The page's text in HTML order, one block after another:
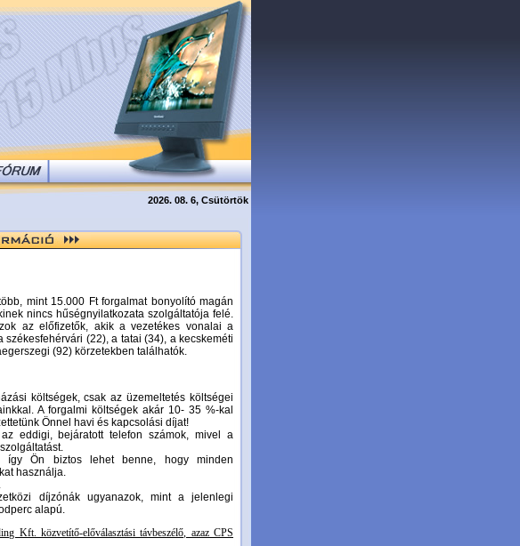
2026. 08. 6, Csütörtök
mint 15.000 Ft forgalmat bonyolító magán
nincs hűségnyilatkozata szolgáltatója felé.
az előfizetők, akik a vezetékes vonalai a
(22), a tatai (34), a kecskeméti
(92) körzetekben találhatók.
költségek, csak az üzemeltetés költségei
A forgalmi költségek akár 10- 35 %-kal
Önnel havi és kapcsolási díjat!
eddigi, bejáratott telefon számok, mivel a
így Ön biztos lehet benne, hogy minden
használja.
díjzónák ugyanazok, mint a jelenlegi
alapú.
Kft. közvetítő-előválasztási távbeszélő, azaz CPS